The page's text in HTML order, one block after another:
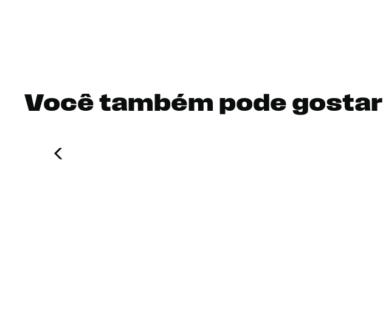
Você também pode gostar